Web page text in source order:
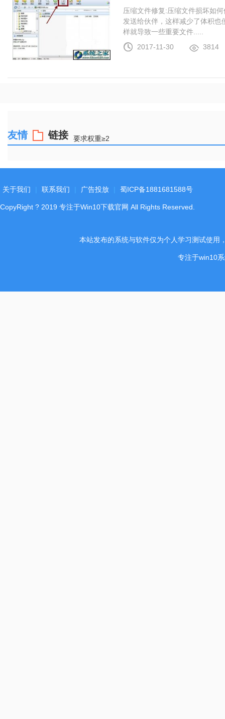
压缩文件修复:压缩文件损坏如
发送给伙伴，这样减少了体积
样就导致一些重要文件.....
2017-11-30
3814
友情 链接 要求权重≥2
关于我们 联系我们 广告投放 蜀ICP备1881681588号
CopyRight ? 2019 专注于Win10下载官网 All Rights Reserved.
本站发布的系统与软件仅为个人学习测试使用
专注于win10